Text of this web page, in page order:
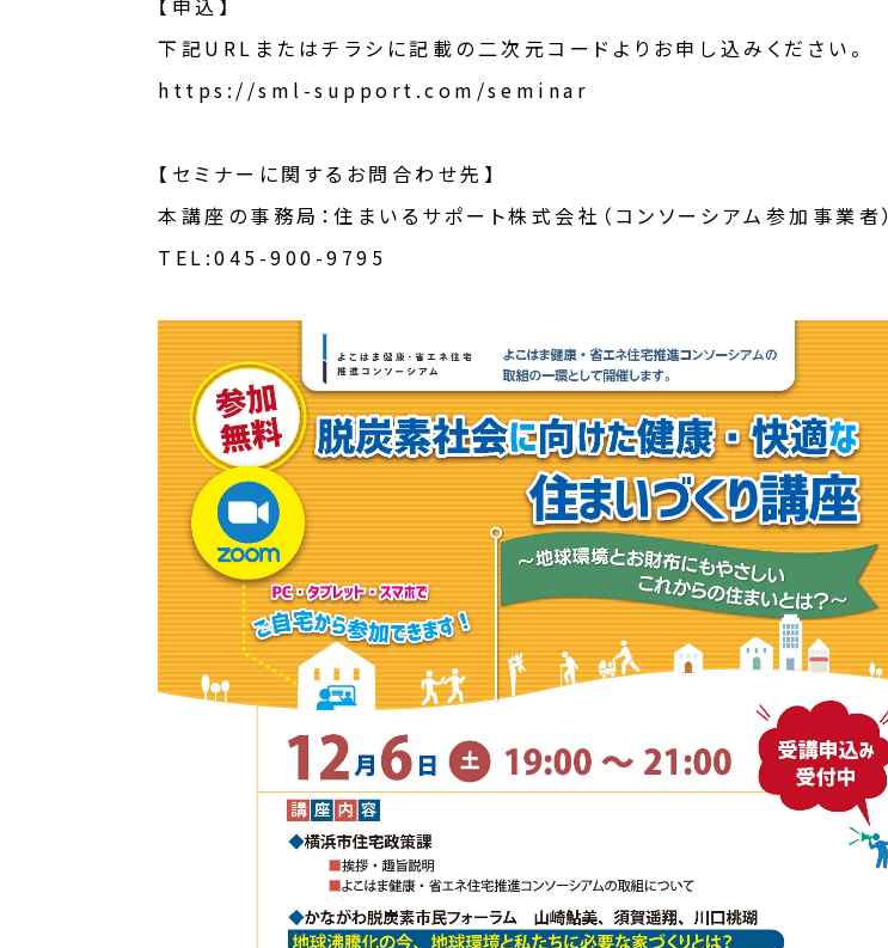
【申込】
下記URLまたはチラシに記載の二次元コードよりお申し込みください。
https://sml-support.com/seminar
【セミナーに関するお問合わせ先】
本講座の事務局：住まいるサポート株式会社（コンソーシアム参加事業者）
TEL:045-900-9795